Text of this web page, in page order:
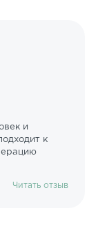
и
к
Читать отзыв